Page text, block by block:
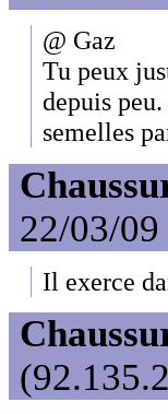
@ Gaz
Tu peux
depuis
semelles
22/03/
Il exerce